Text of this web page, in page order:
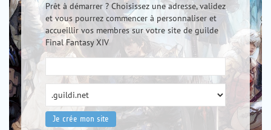
Prêt à démarrer ? Choisissez une adresse, validez
et vous pourrez commencer à personnaliser et
accueillir vos membres sur votre site de guilde
Final Fantasy XIV